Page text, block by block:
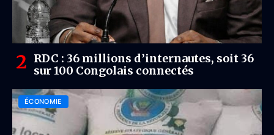
RDC : 36 millions d’internautes, soit 36
sur 100 Congolais connectés
ÉCONOMIE